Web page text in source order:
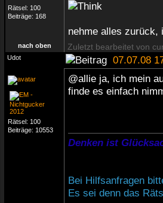
Rätsel: 100
Beiträge: 168
nehme alles
nach oben Zuletzt bearbeitet von
Udot 07.07.08
Rätsel: 100
Beiträge: 10553
@allie ja, ich mein
finde es einfach
Denken ist
Bei Hilfsanfragen
Es sei denn das